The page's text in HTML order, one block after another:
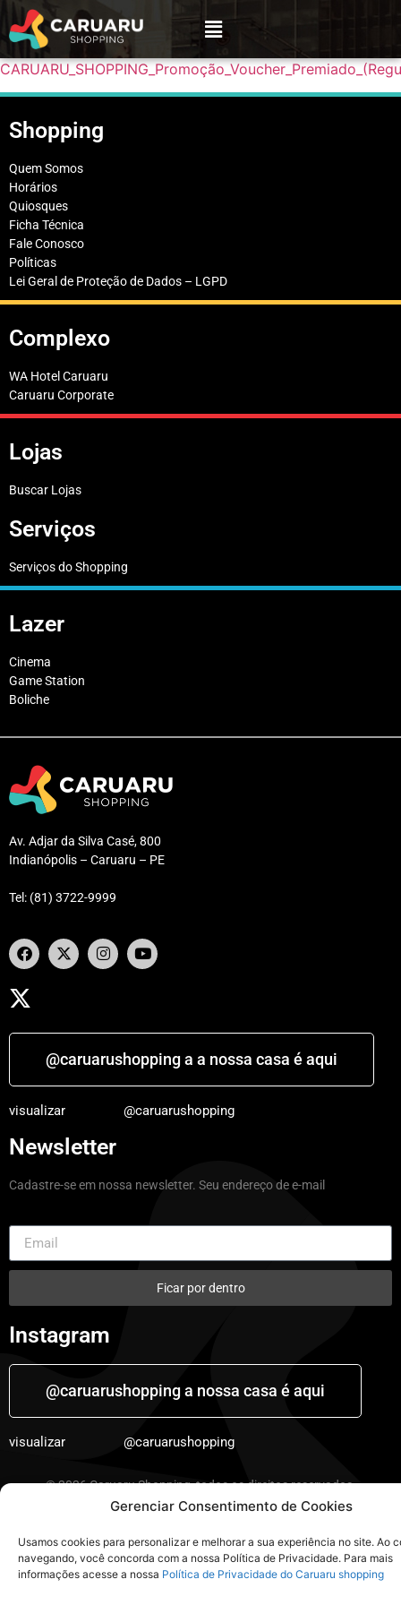
Gerenciar Consentimento de Cookies
Usamos cookies para personalizar e melhorar a sua experiência no site. Ao
navegando, você concorda com a nossa Política de Privacidade. Para mais
informações acesse a nossa Política de Privacidade do Caruaru shopping
Shopping
Quem Somos
Horários
Quiosques
Ficha Técnica
Fale Conosco
Políticas
Lei Geral de Proteção de Dados – LGPD
Complexo
WA Hotel Caruaru
Caruaru Corporate
Lojas
Buscar Lojas
Serviços
Serviços do Shopping
Lazer
Cinema
Game Station
Boliche
Av. Adjar da Silva Casé, 800
Indianópolis – Caruaru – PE
Tel: (81) 3722-9999
@caruarushopping a a nossa casa é aqui
visualizar @caruarushopping
Newsletter
Cadastre-se em nossa newsletter. Seu endereço de e-mail
Ficar por dentro
Instagram
@caruarushopping a nossa casa é aqui
visualizar @caruarushopping
© 2026 Caruaru Shopping, todos os direitos reservados.
Desenvolvido pelacrobin.co.uk